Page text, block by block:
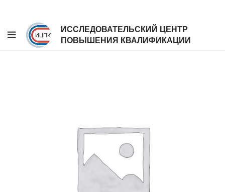
ИССЛЕДОВАТЕЛЬСКИЙ ЦЕНТР
ПОВЫШЕНИЯ КВАЛИФИКАЦИИ